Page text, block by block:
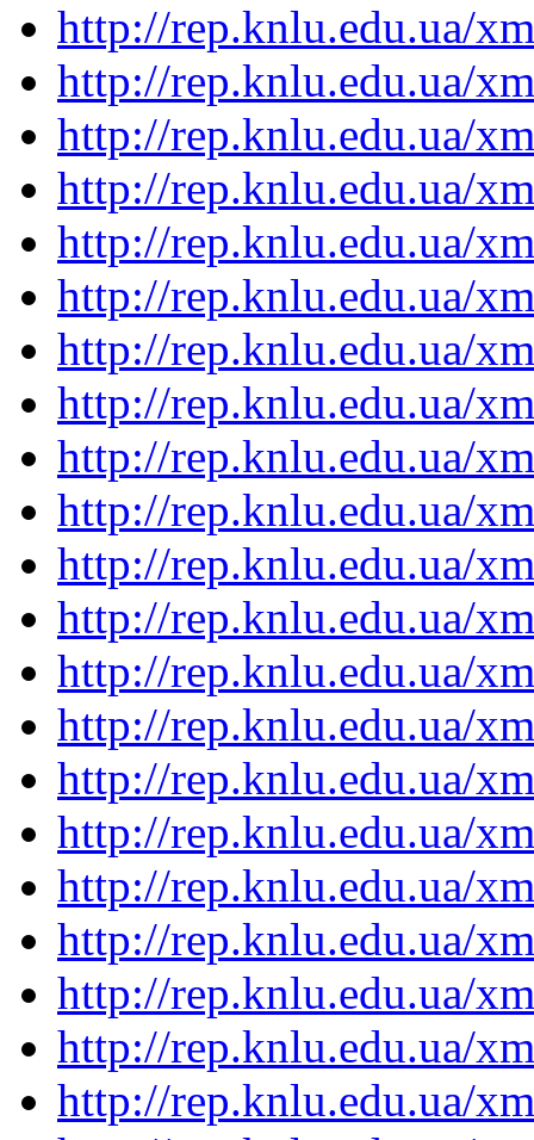
http://rep.knlu.edu.ua/
http://rep.knlu.edu.ua/
http://rep.knlu.edu.ua/
http://rep.knlu.edu.ua/
http://rep.knlu.edu.ua/
http://rep.knlu.edu.ua/
http://rep.knlu.edu.ua/
http://rep.knlu.edu.ua/
http://rep.knlu.edu.ua/
http://rep.knlu.edu.ua/
http://rep.knlu.edu.ua/
http://rep.knlu.edu.ua/
http://rep.knlu.edu.ua/
http://rep.knlu.edu.ua/
http://rep.knlu.edu.ua/
http://rep.knlu.edu.ua/
http://rep.knlu.edu.ua/
http://rep.knlu.edu.ua/
http://rep.knlu.edu.ua/
http://rep.knlu.edu.ua/
http://rep.knlu.edu.ua/